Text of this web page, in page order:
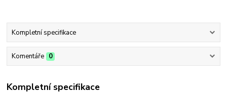
Kompletní specifikace
Komentáře 0
Kompletní specifikace